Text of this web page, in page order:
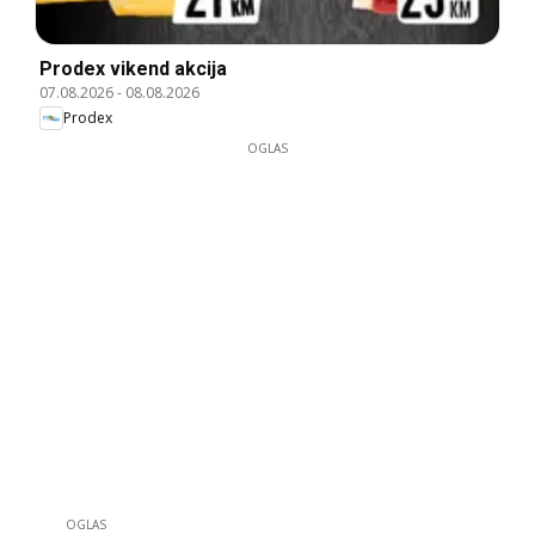
Prodex vikend akcija
07.08.2026- 08.08.2026
Prodex
OGLAS
OGLAS